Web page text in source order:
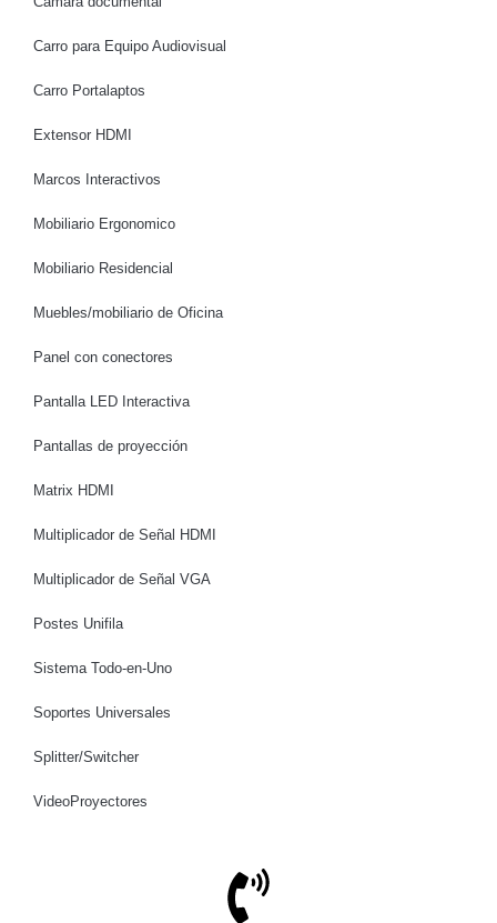
Carro para Equipo Audiovisual
Carro Portalaptos
Extensor HDMI
Marcos Interactivos
Mobiliario Ergonomico
Mobiliario Residencial
Muebles/mobiliario de Oficina
Panel con conectores
Pantalla LED Interactiva
Pantallas de proyección
Matrix HDMI
Multiplicador de Señal HDMI
Multiplicador de Señal VGA
Postes Unifila
Sistema Todo-en-Uno
Soportes Universales
Splitter/Switcher
VideoProyectores